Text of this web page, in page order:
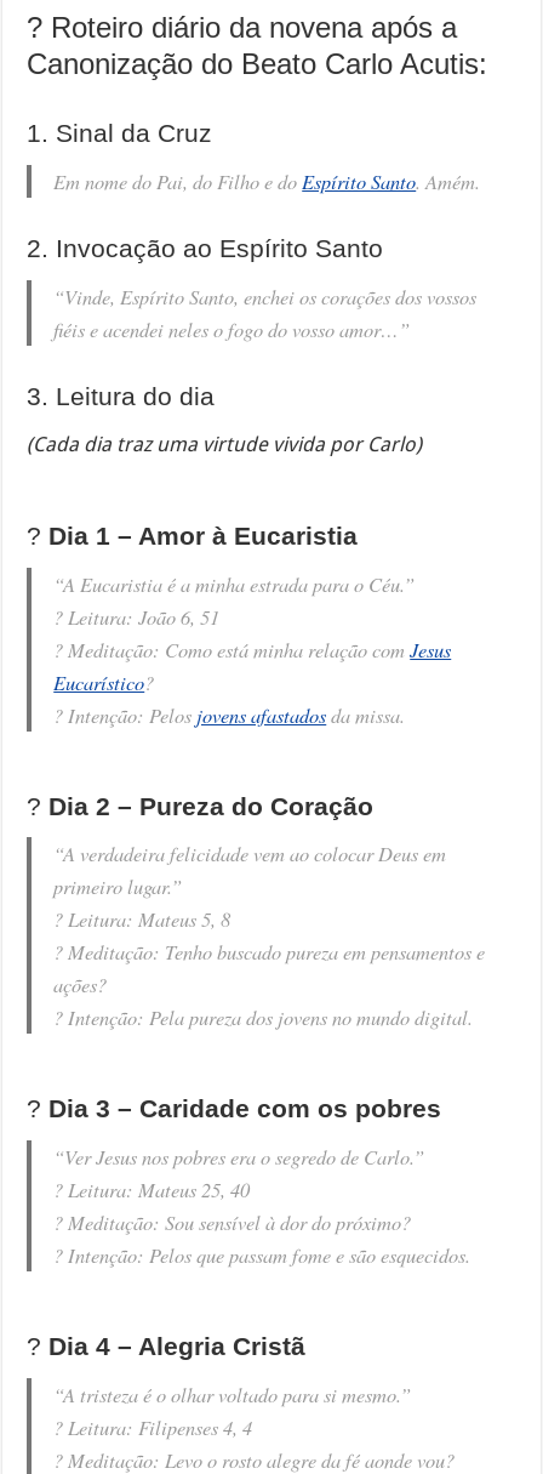
?️ Roteiro diário da novena após a
Canonização do Beato Carlo Acutis:
1. Sinal da Cruz
Em nome do Pai, do Filho e do Espírito Santo. Amém.
2. Invocação ao Espírito Santo
“Vinde, Espírito Santo, enchei os corações dos vossos
fiéis e acendei neles o fogo do vosso amor…”
3. Leitura do dia
(Cada dia traz uma virtude vivida por Carlo)
?️ Dia 1 – Amor à Eucaristia
“A Eucaristia é a minha estrada para o Céu.”
? Leitura: João 6, 51
? Meditação: Como está minha relação comJesus
Eucarístico?
?️ Intenção: Pelos jovens afastadosda missa.
?️ Dia 2 – Pureza do Coração
“A verdadeira felicidade vem ao colocar Deus em
primeiro lugar.”
? Leitura: Mateus 5, 8
? Meditação: Tenho buscado pureza em pensamentos e
ações?
?️ Intenção: Pela pureza dos jovens no mundo digital.
?️ Dia 3 – Caridade com os pobres
“Ver Jesus nos pobres era o segredo de Carlo.”
? Leitura: Mateus 25, 40
? Meditação: Sou sensível à dor do próximo?
?️ Intenção: Pelos que passam fome e são esquecidos.
?️ Dia 4 – Alegria Cristã
“A tristeza é o olhar voltado para si mesmo.”
? Leitura: Filipenses 4, 4
? Meditação: Levo o rosto alegre da fé aonde vou?